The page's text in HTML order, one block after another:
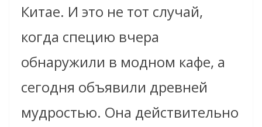
Китае. И это не тот случай,
когда специю вчера
обнаружили в модном кафе, а
сегодня объявили древней
мудростью. Она действительно